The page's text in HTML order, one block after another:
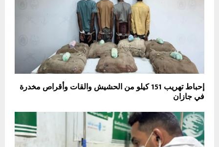
إحباط تهريب 151 كيلو من الحشيش والقات وأقراص مخدرة
في جازان